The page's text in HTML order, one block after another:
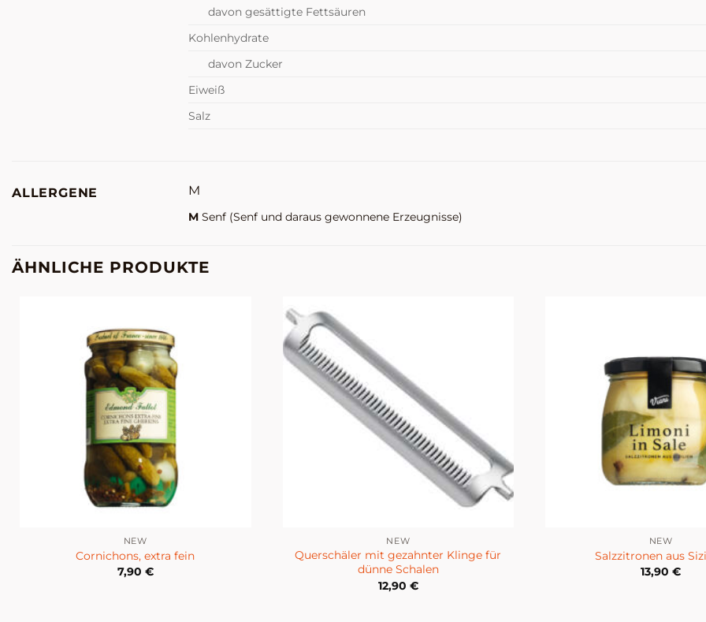
davon gesättigte Fettsäuren
Kohlenhydrate
davon Zucker
Eiweiß
Salz
ALLERGENE M
M Senf (Senf und daraus gewonnene Erzeugnisse)
ÄHNLICHE PRODUKTE
NEW
Cornichons, extra fein
7,90 €
NEW
Querschäler mit gezahnter Klinge für
dünne Schalen
12,90 €
NEW
Salzzitronen aus
13,90€